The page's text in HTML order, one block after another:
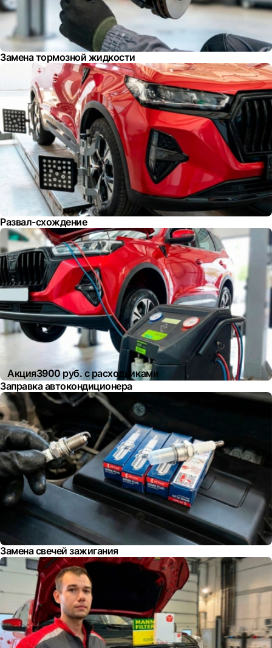
Замена тормозной жидкости
Развал-схождение
Акция3900 руб. с расходниками
Заправка автокондиционера
Замена свечей зажигания